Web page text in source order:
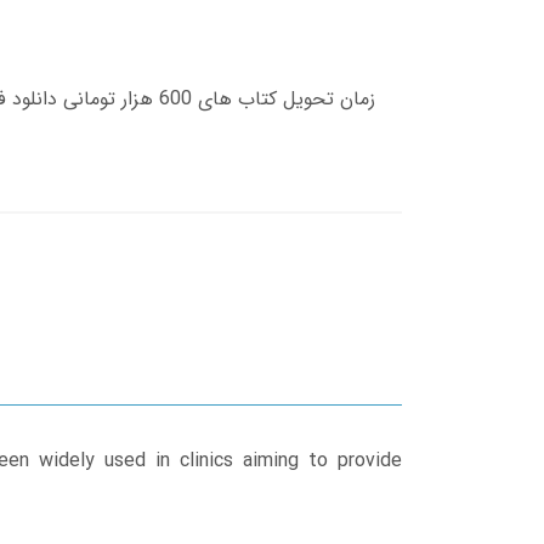
widely used in clinics aiming to provide